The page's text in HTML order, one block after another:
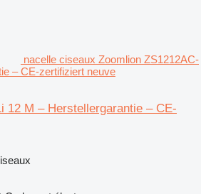
nacelle ciseaux Zoomlion ZS1212AC-
– CE-zertifiziert neuve
12 M – Herstellergarantie – CE-